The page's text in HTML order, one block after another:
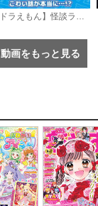
【ドラえもん】怪談ランプ《公式》
動画をもっと見る